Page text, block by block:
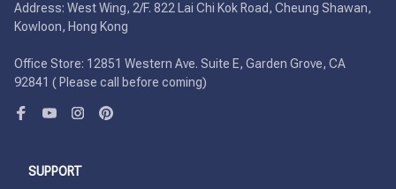
Address: West Wing, 2/F. 822 Lai Chi Kok Road, Cheung Shawan,
Kowloon, Hong Kong
Office Store: 12851 Western Ave. Suite E, Garden Grove, CA
92841 ( Please call before coming)
SUPPORT